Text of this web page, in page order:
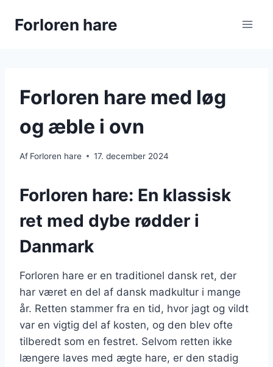
Forloren hare
Forloren hare med løg
og æble i ovn
Af Forloren hare 17. december 2024
Forloren hare: En klassisk
ret med dybe rødder i
Danmark
Forloren hare er en traditionel dansk ret, der
har været en del af dansk madkultur i mange
år. Retten stammer fra en tid, hvor jagt og vildt
var en vigtig del af kosten, og den blev ofte
tilberedt som en festret. Selvom retten ikke
længere laves med ægte hare, er den stadig